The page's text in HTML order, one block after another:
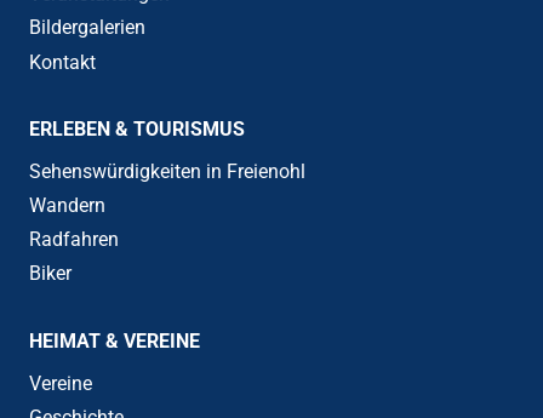
Bildergalerien
Kontakt
ERLEBEN & TOURISMUS
Sehenswürdigkeiten in Freienohl
Wandern
Radfahren
Biker
HEIMAT & VEREINE
Vereine